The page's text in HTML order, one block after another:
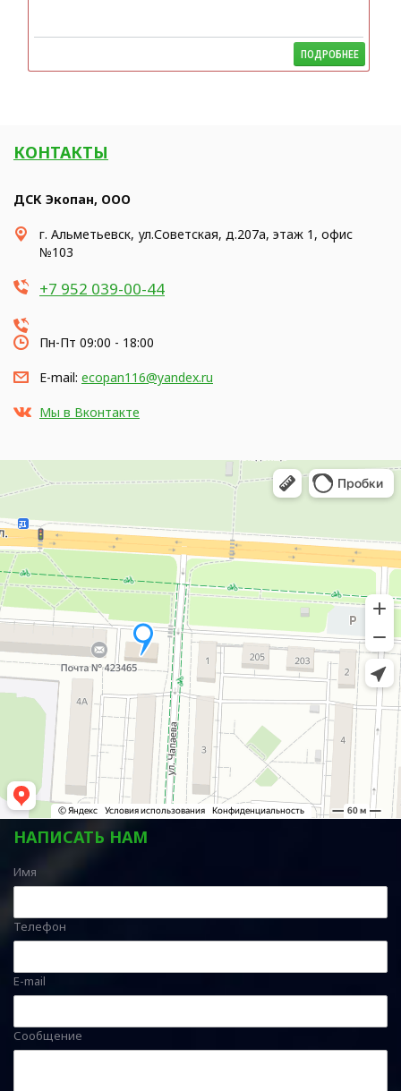
ПОДРОБНЕЕ
КОНТАКТЫ
ДСК Экопан, ООО
г. Альметьевск, ул.Советская, д.207а, этаж 1, офис
№103
+7 952 039-00-44
Пн-Пт 09:00 - 18:00
E-mail: ecopan116@yandex.ru
Мы в Вконтакте
НАПИСАТЬ НАМ
Имя
Телефон
E-mail
Сообщение